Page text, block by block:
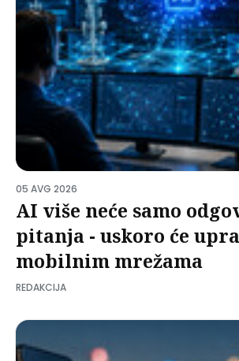
05 AVG 2026
AI više neće samo
pitanja - uskoro će
mobilnim mrežama
REDAKCIJA